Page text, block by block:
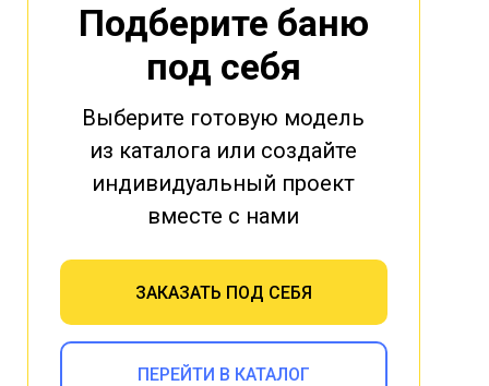
ПЕРЕЙТИ В КАТАЛОГ
Выберите готовую модель
из каталога или создайте
индивидуальный проект
вместе с нами
ЗАКАЗАТЬ ПОД СЕБЯ
Подберите баню
под себя